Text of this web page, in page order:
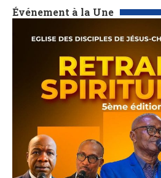
Événement à la Une